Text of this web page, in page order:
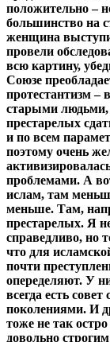
положительно –
большинство на
женщина
провели
всю картину,
Союзе
протестантизм –
старыми людьми,
престарелых
и по всем
поэтому очень
проблемами. А
ислам, там
меньше. Там,
престарелых. Я
справедливо, но
что для
почти
опеределяют. У
всегда есть
поколениями. И
тоже не так
довольно